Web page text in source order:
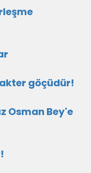
göçüdür!
Osman Bey'e